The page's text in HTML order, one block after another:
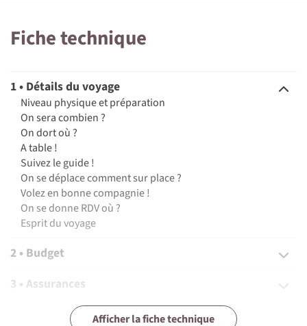
Fiche technique
1 • Détails du voyage
Niveau physique et préparation
On sera combien ?
On dort où ?
A table !
Suivez le guide !
On se déplace comment sur place ?
Volez en bonne compagnie !
On se donne RDV où ?
Esprit du voyage
2 • Budget
3 • Assurances
4 • Equipement
Afficher la fiche technique